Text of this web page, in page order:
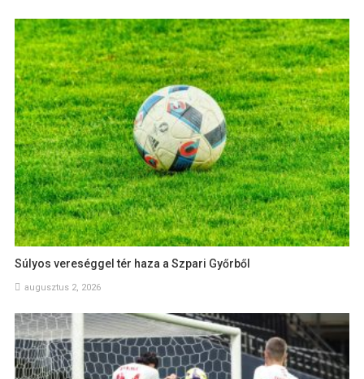
Súlyos vereséggel tér haza a Szpari Győrből
augusztus 2, 2026